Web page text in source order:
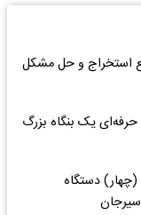
استخراج و حل مشکل
یک بنگاه بزرگ
آگهی مناقصه عمومی دومرحله‌ای خرید 4 (چهار) دستگاه